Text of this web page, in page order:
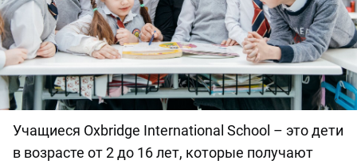
Учащиеся Oxbridge International School – это дети
в возрасте от 2 до 16 лет, которые получают